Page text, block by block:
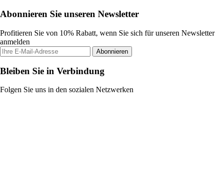
Abonnieren Sie unseren Newsletter
Profitieren Sie von 10% Rabatt, wenn Sie sich für unseren Newsletter
anmelden
Abonnieren
Bleiben Sie in Verbindung
Folgen Sie uns in den sozialen Netzwerken